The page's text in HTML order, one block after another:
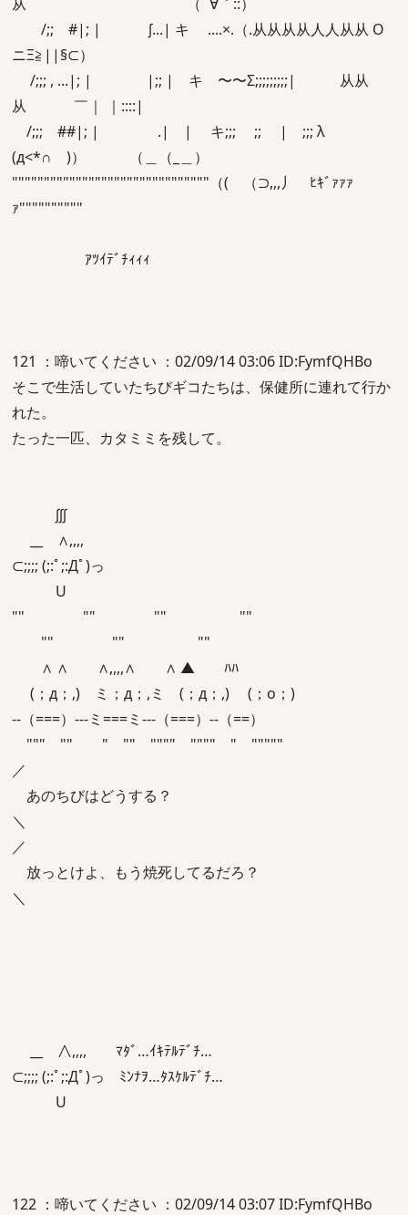
/;; #|; | ∫...| キ ....×.（.从从从从人人从从 O
ニΞ≧||§⊂）
/;;; , ...|; | |;; | キ 〜〜Σ;;;;;;;;;| 从从
从 ￣｜ ｜::::|
/;;; ##|; | .| | キ;;; ;; | ;;; λ
(д<*∩ )） （＿（_＿）
"""""""""""""""""""""""""""""""（( （⊃,,,丿 ﾋｷﾞｧｧｧ
ｧ""""""""""
ｱﾂｲﾃﾞﾁｨｨｨ
121 ：啼いてください ：02/09/14 03:06 ID:FymfQHBo
そこで生活していたちびギコたちは、保健所に連れて行か
れた。
たった一匹、カタミミを残して。
∫∫∫
__ ∧,,,,
⊂;;;; (;:ﾟ;:Дﾟ)っ
U
"" "" "" ""
"" "" ""
∧ ∧ ∧,,,,∧ ∧ ▲ ﾊﾊ
(；д；,) ミ；д；,ミ (；д；,) (；o；)
--（===）---ミ===ミ---（===）--（==）
""" "" " "" """" """" " """""
／
あのちびはどうする？
＼
／
放っとけよ、もう焼死してるだろ？
＼
__ ∧,,,, ﾏﾀﾞ…ｲｷﾃﾙﾃﾞﾁ…
⊂;;;; (;:ﾟ;:Дﾟ)っ ﾐﾝﾅｦ…ﾀｽｹﾙﾃﾞﾁ…
U
122 ：啼いてください ：02/09/14 03:07 ID:FymfQHBo